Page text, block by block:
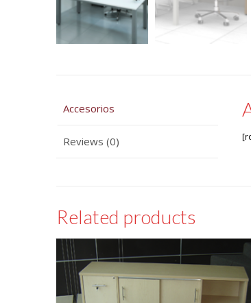
Accesorios
Reviews (0)
Related products